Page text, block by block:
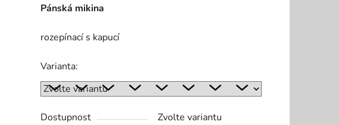
Pánská mikina
rozepínací s kapucí
Varianta:
Dostupnost
Zvolte variantu